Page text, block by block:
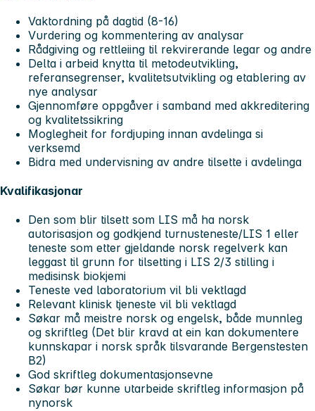
Vaktordning på dagtid (8-16)
Vurdering og kommentering av analysar
Rådgiving og rettleiing til rekvirerande legar og andre
Delta i arbeid knytta til metodeutvikling,
referansegrenser, kvalitetsutvikling og etablering av
nye analysar
Gjennomføre oppgåver i samband med akkreditering
og kvalitetssikring
Moglegheit for fordjuping innan avdelinga si
verksemd
Bidra med undervisning av andre tilsette i avdelinga
Kvalifikasjonar
Den som blir tilsett som LIS må ha norsk
autorisasjon og godkjend turnusteneste/LIS 1 eller
teneste som etter gjeldande norsk regelverk kan
leggast til grunn for tilsetting i LIS 2/3 stilling i
medisinsk biokjemi
Teneste ved laboratorium vil bli vektlagd
Relevant klinisk tjeneste vil bli vektlagd
Søkar må meistre norsk og engelsk, både munnleg
og skriftleg (Det blir kravd at ein kan dokumentere
kunnskapar i norsk språk tilsvarande Bergenstesten
B2)
God skriftleg dokumentasjonsevne
Søkar bør kunne utarbeide skriftleg informasjon på
nynorsk